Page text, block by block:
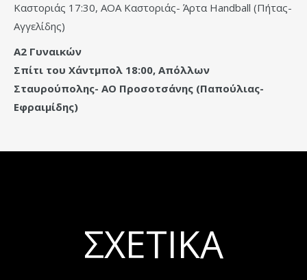
Καστοριάς 17:30, ΑΟΑ Καστοριάς- Άρτα Handball (Πήτας-
Αγγελίδης)
Α2 Γυναικών
Σπίτι του Χάντμπολ 18:00, Απόλλων
Σταυρούπολης- ΑΟ Προσοτσάνης (Παπούλιας-
Εφραιμίδης)
ΣΧΕΤΙΚΆ